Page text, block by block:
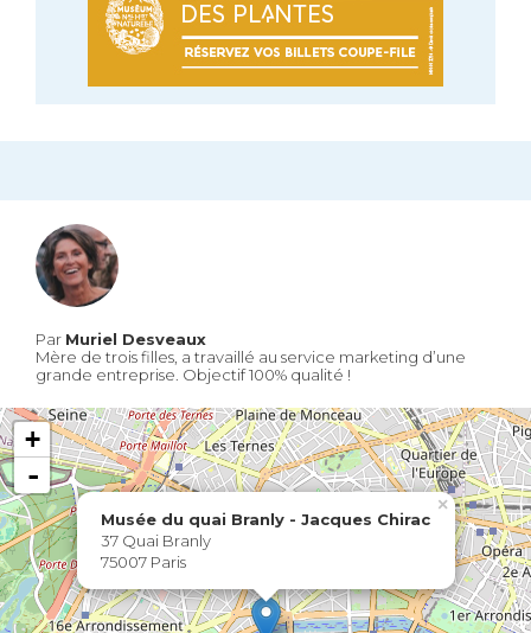
Par Muriel Desveaux
Mère de trois filles, a travaillé au service marketing d’une
grande entreprise. Objectif 100% qualité !
×
Musée du quai Branly - Jacques Chirac
37 Quai Branly
75007 Paris
+
-